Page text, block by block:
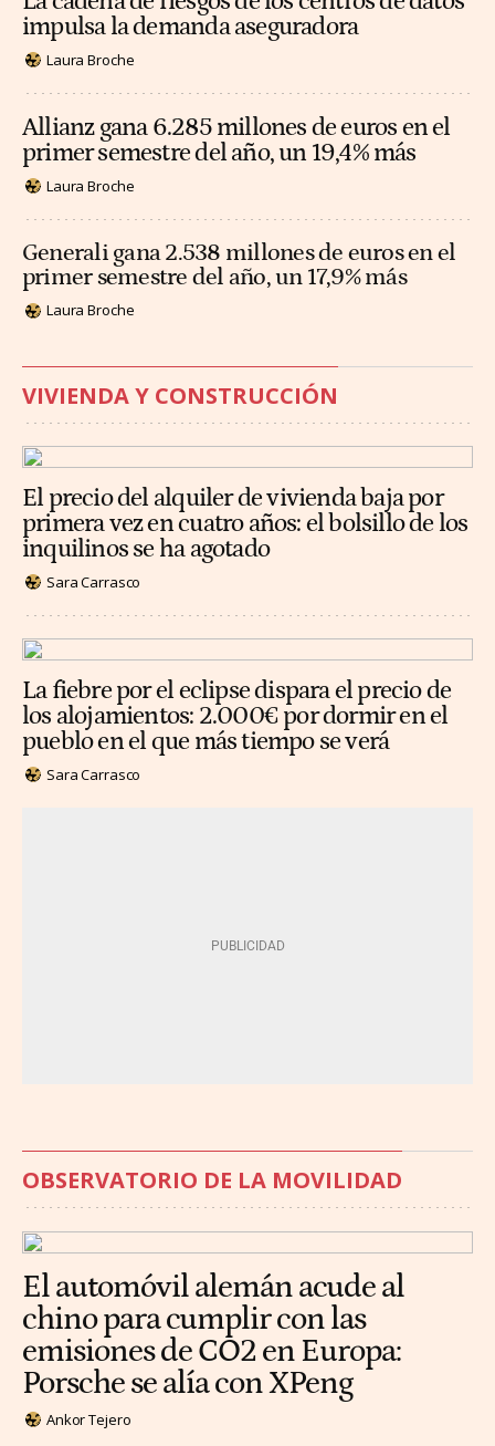
impulsa la demanda aseguradora
Laura Broche
Allianz gana 6.285 millones de euros en el
primer semestre del año, un 19,4% más
Laura Broche
Generali gana 2.538 millones de euros en el
primer semestre del año, un 17,9% más
Laura Broche
VIVIENDA Y CONSTRUCCIÓN
El precio del alquiler de vivienda baja por
primera vez en cuatro años: el bolsillo de los
inquilinos se ha agotado
Sara Carrasco
La fiebre por el eclipse dispara el precio de
los alojamientos: 2.000€ por dormir en el
pueblo en el que más tiempo se verá
Sara Carrasco
OBSERVATORIO DE LA MOVILIDAD
El automóvil alemán acude al
chino para cumplir con las
emisiones de CO2 en Europa:
Porsche se alía con XPeng
Ankor Tejero